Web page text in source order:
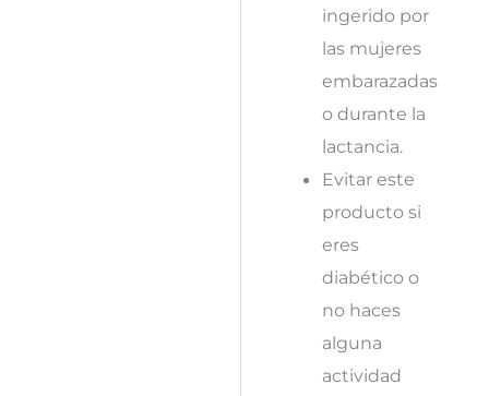
ingerido por
las mujeres
embarazadas
o durante la
lactancia.
Evitar este
producto si
eres
diabético o
no haces
alguna
actividad